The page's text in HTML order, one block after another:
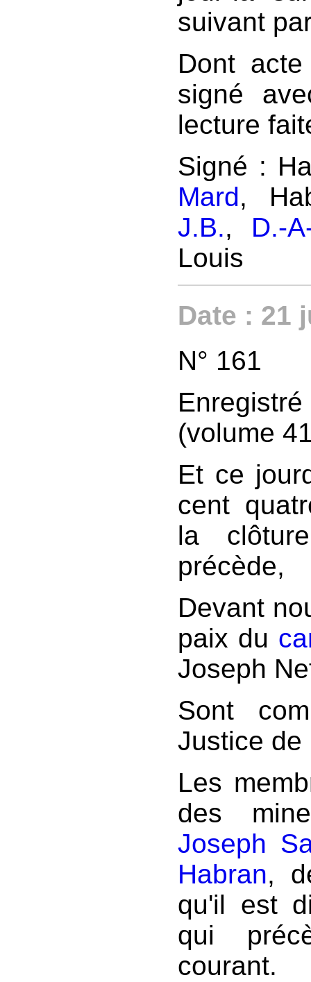
suivant
Dont
signé
lecture
Signé :
Mard,
J.B., D.-
Louis
Date : 21
N° 161
(volume
Et ce
cent
la
précède,
Devant
paix du
Joseph
Sont
Justice
Les
des
Joseph
Habran,
qu'il est
qui
courant.